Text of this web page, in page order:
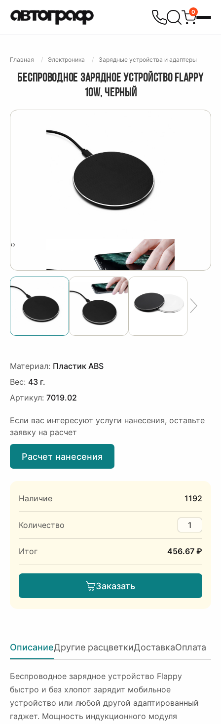
0
Главная Электроника Зарядные устройства и адаптеры
БЕСПРОВОДНОЕ ЗАРЯДНОЕ УСТРОЙСТВО FLAPPY
10W, ЧЕРНЫЙ
‹›
Материал: Пластик ABS
Вес: 43 г.
Артикул: 7019.02
Если вас интересуют услуги нанесения, оставьте
заявку на расчет
Расчет нанесения
Наличие 1192
Количество
Итог 456.67 ₽
Заказать
ОписаниеДругие расцветкиДоставкаОплата
Беспроводное зарядное устройство Flappy
быстро и без хлопот зарядит мобильное
устройство или любой другой адаптированный
гаджет. Мощность индукционного модуля